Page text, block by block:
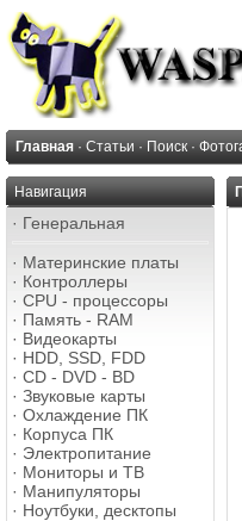
Главная · Статьи · Поиск ·
Навигация
· Генеральная
· Материнские платы
· Контроллеры
· CPU - процессоры
· Память - RAM
· Видеокарты
· HDD, SSD, FDD
· CD - DVD - BD
· Звуковые карты
· Охлаждение ПК
· Корпуса ПК
· Электропитание
· Мониторы и ТВ
· Манипуляторы
· Ноутбуки, десктопы